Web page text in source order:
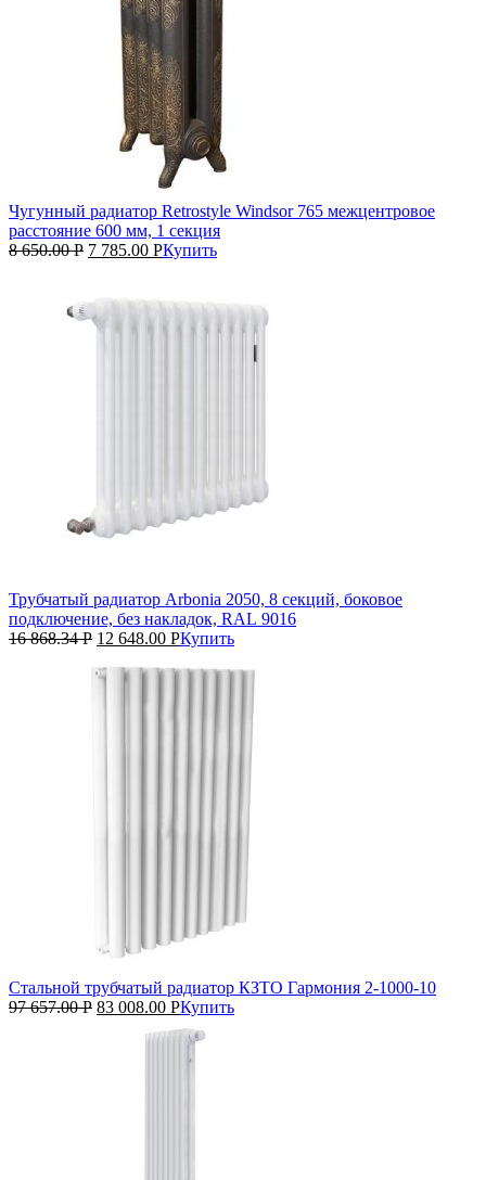
Чугунный радиатор Retrostyle Windsor 765 межцентровое
расстояние 600 мм, 1 секция
8 650.00Р 7 785.00 РКупить
Трубчатый радиатор Arbonia 2050, 8 секций, боковое
подключение, без накладок, RAL 9016
16 868.34Р 12 648.00 РКупить
Стальной трубчатый радиатор КЗТО Гармония 2‑1000‑10
97 657.00Р 83 008.00 РКупить